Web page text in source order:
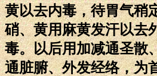
黄以去内毒，待胃气稍
硝、黄用麻黄发汗以去
毒。以后用加减通圣散
通脏腑、外发经络，为